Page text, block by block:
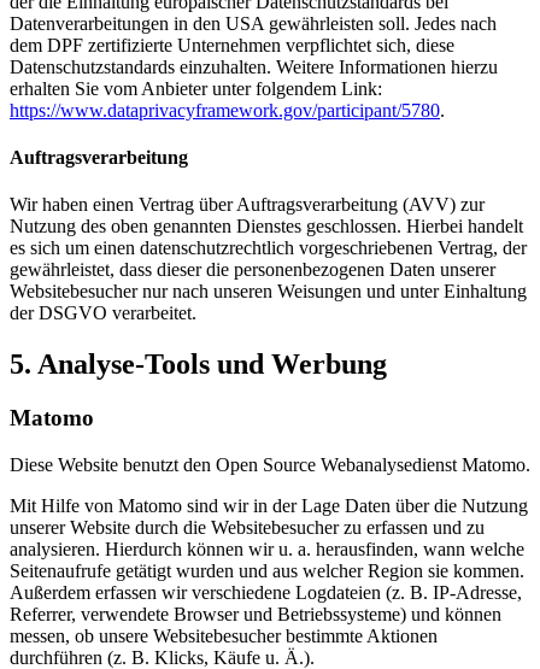
Datenverarbeitungen in den USA gewährleisten soll. Jedes nach
dem DPF zertifizierte Unternehmen verpflichtet sich, diese
Datenschutzstandards einzuhalten. Weitere Informationen hierzu
erhalten Sie vom Anbieter unter folgendem Link:
https://www.dataprivacyframework.gov/participant/5780.
Auftragsverarbeitung
Wir haben einen Vertrag über Auftragsverarbeitung (AVV) zur
Nutzung des oben genannten Dienstes geschlossen. Hierbei handelt
es sich um einen datenschutzrechtlich vorgeschriebenen Vertrag, der
gewährleistet, dass dieser die personenbezogenen Daten unserer
Websitebesucher nur nach unseren Weisungen und unter Einhaltung
der DSGVO verarbeitet.
5. Analyse-Tools und Werbung
Matomo
Diese Website benutzt den Open Source Webanalysedienst Matomo.
Mit Hilfe von Matomo sind wir in der Lage Daten über die Nutzung
unserer Website durch die Websitebesucher zu erfassen und zu
analysieren. Hierdurch können wir u. a. herausfinden, wann welche
Seitenaufrufe getätigt wurden und aus welcher Region sie kommen.
Außerdem erfassen wir verschiedene Logdateien (z. B. IP-Adresse,
Referrer, verwendete Browser und Betriebssysteme) und können
messen, ob unsere Websitebesucher bestimmte Aktionen
durchführen (z. B. Klicks, Käufe u. Ä.).